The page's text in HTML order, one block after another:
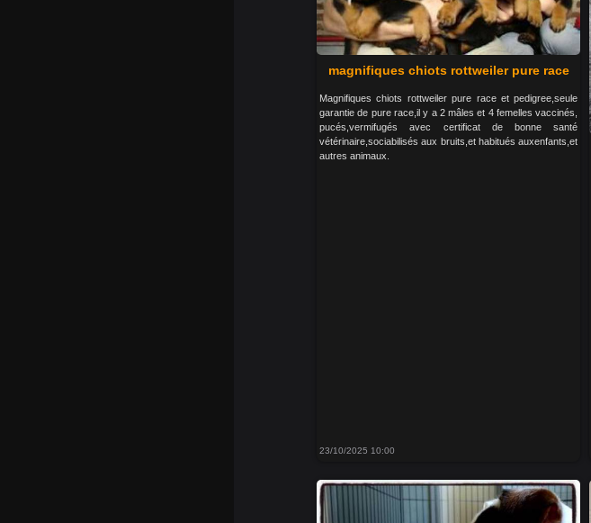
magnifiques chiots rottweiler pure race
Magnifiques chiots rottweiler pure race et pedigree,seule
garantie de pure race,il y a 2 mâles et 4 femelles vaccinés,
pucés,vermifugés avec certificat de bonne santé
vétérinaire,sociabilisés aux bruits,et habitués auxenfants,et
autres animaux.
23/10/2025 10:00